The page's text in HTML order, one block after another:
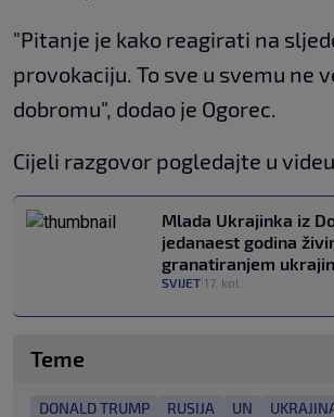
"Pitanje je kako reagirati na
provokaciju. To sve u svemu ne
dobromu", dodao je Ogorec.
Cijeli razgovor pogledajte u
Mlada Ukrajinka iz
jedanaest godina
granatiranjem
SVIJET 17. kol.
Teme
DONALD TRUMP RUSIJA UN